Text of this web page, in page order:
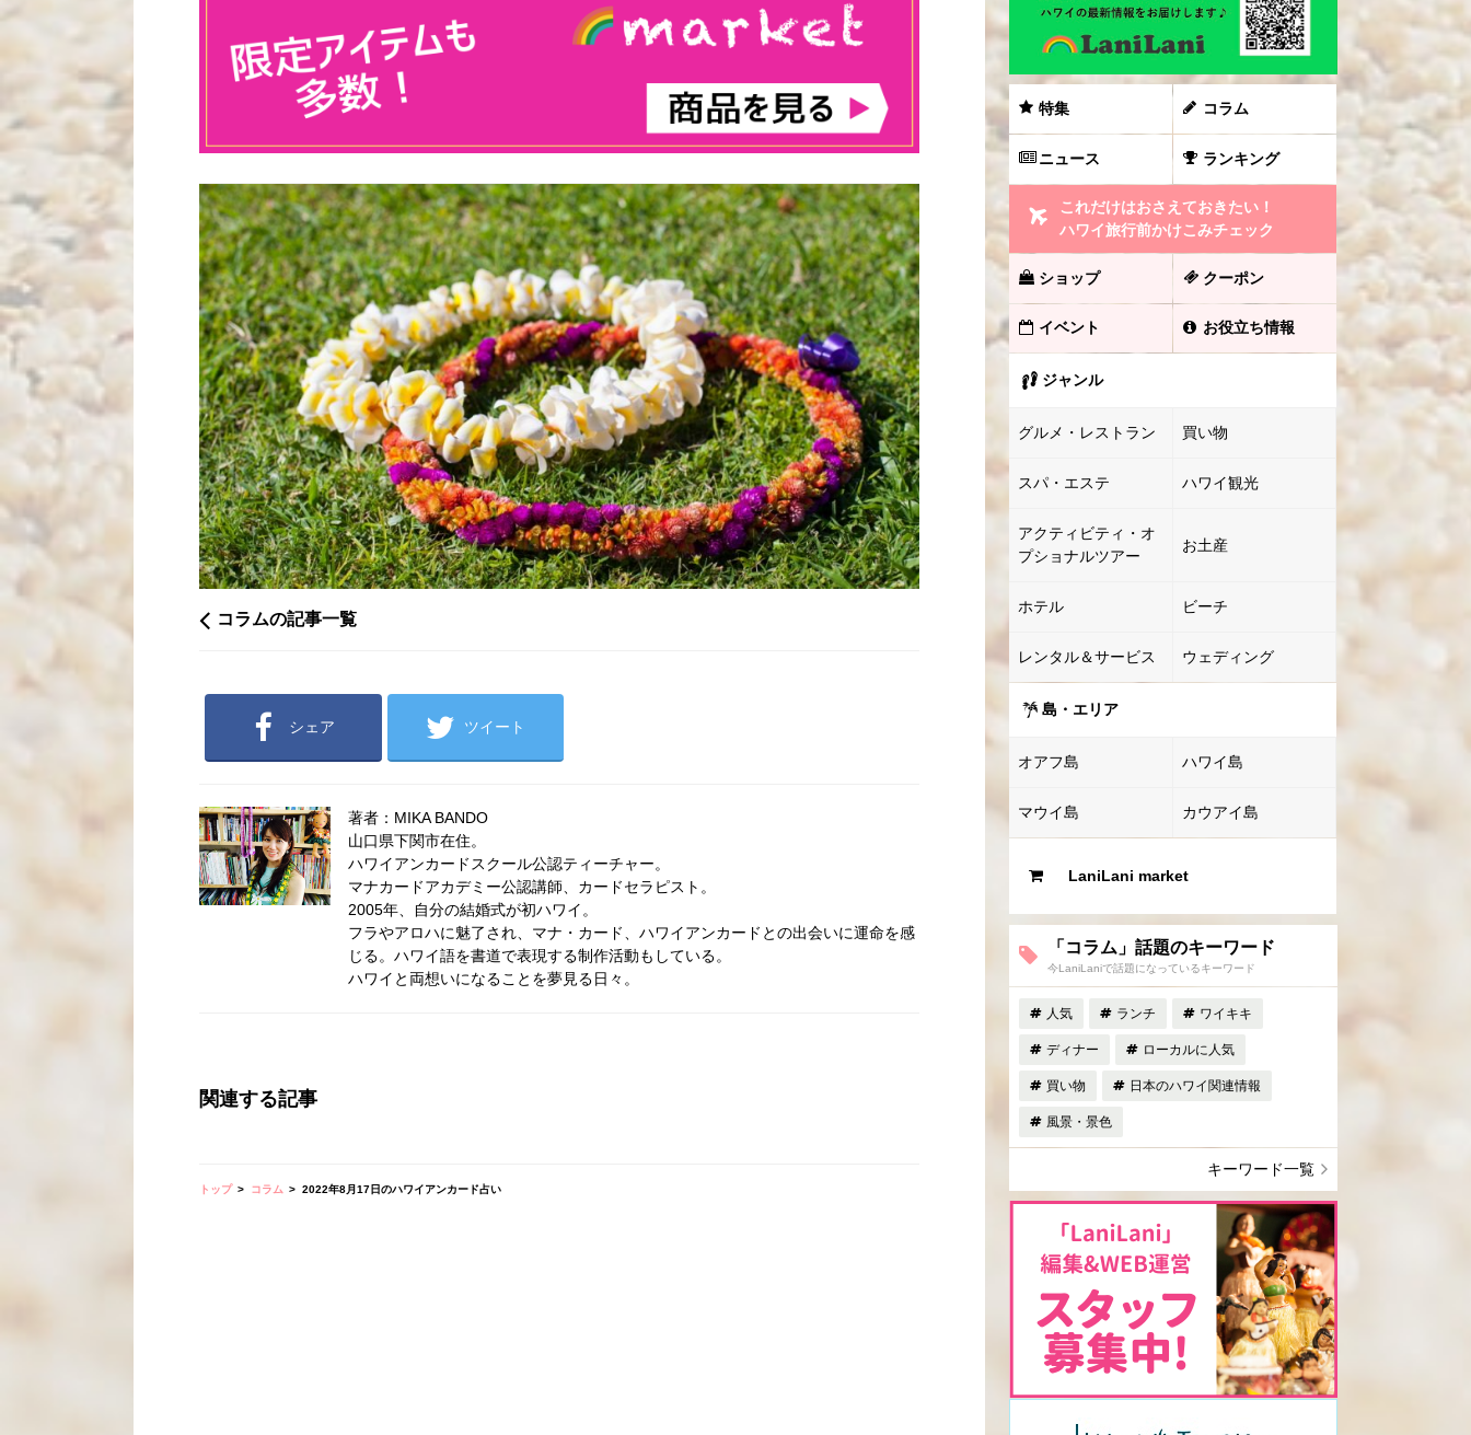
コラムの記事一覧
シェア ツイート
著者：MIKA BANDO
山口県下関市在住。
ハワイアンカードスクール公認ティーチャー。
マナカードアカデミー公認講師、カードセラピスト。
2005年、自分の結婚式が初ハワイ。
フラやアロハに魅了され、マナ・カード、ハワイアンカードとの出会いに運命を感
じる。ハワイ語を書道で表現する制作活動もしている。
ハワイと両想いになることを夢見る日々。
関連する記事
トップ コラム 2022年8月17日のハワイアンカード占い
特集 コラム
ニュース ランキング
これだけはおさえておきたい！
ハワイ旅行前かけこみチェック
ショップ クーポン
イベント お役立ち情報
ジャンル
グルメ・レストラン 買い物
スパ・エステ ハワイ観光
アクティビティ・オ
プショナルツアー
お土産
ホテル ビーチ
レンタル＆サービス ウェディング
島・エリア
オアフ島 ハワイ島
マウイ島 カウアイ島
LaniLani market
「コラム」話題のキーワード
今LaniLaniで話題になっているキーワード
人気 ランチ ワイキキ
ディナー ローカルに人気
買い物 日本のハワイ関連情報
風景・景色
キーワード一覧